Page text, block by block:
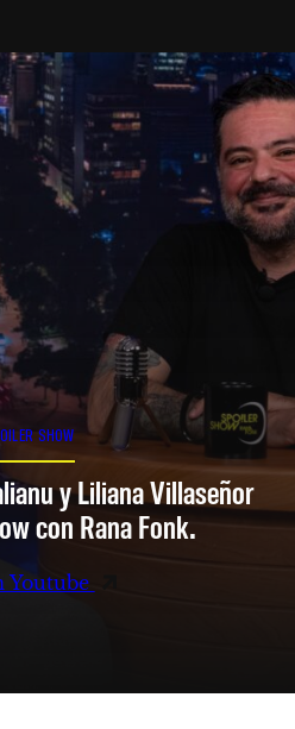
SHOW
y Liliana Villaseñor
con Rana Fonk.
Youtube